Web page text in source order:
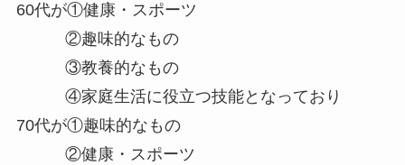
60代が①健康・スポーツ
②趣味的なもの
③教養的なもの
④家庭生活に役立つ技能となっており
70代が①趣味的なもの
②健康・スポーツ